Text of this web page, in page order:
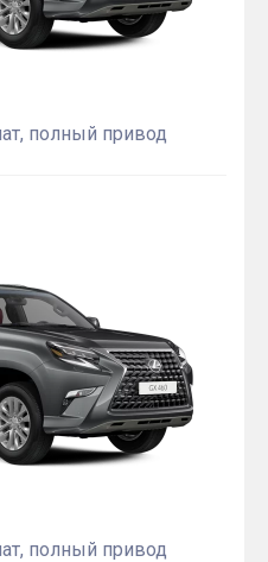
полный привод
полный привод